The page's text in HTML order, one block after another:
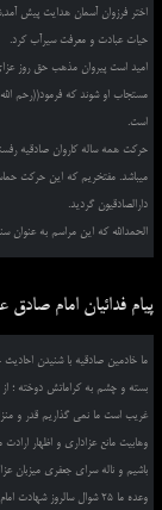
اختر فرزوان آسمان هدایت پیش
حیات عبادت و معرفت سیرآب کرد.
امید است پیروان مذهب حق روز
مستجاب او شوند که فرمود((رحم
است.
حرکت همه ساله کاروان صادقیه
میباشد. مفتخریم که این حرکت
دارالصادقیون گردید.
الحمدالله که این مراسم به عنوان
پیام فدائیان امام صادق
ما خادمین صادقیه با شنیدن
بسته و چشم به کراماتش دوخته ؛
غریب است ما نمی گذاریم قدر و
وهابیت مانع عزاداری و اظهار
باشیم و ناله سرای جعفری میزبان
وعده ما 25 شوال سالروز شهادت امام صادق علیه السلام